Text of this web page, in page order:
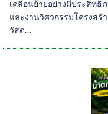
เคลื่อนย้ายอย่างมีประสิทธิ
และงานวิศวกรรมโครงสร้
วัสด...